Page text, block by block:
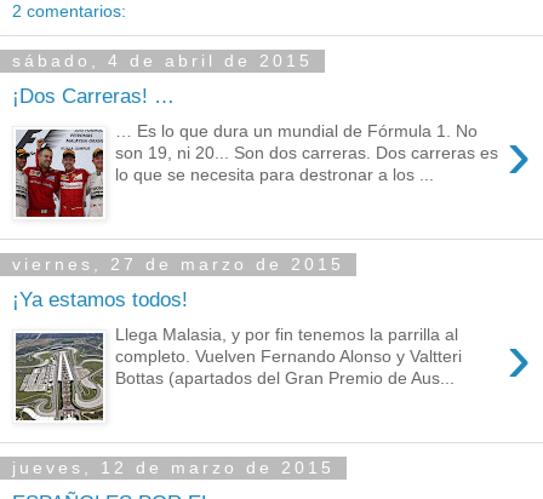
2 comentarios:
sábado, 4 de abril de 2015
¡Dos Carreras! …
›
… Es lo que dura un mundial de Fórmula 1. No
son 19, ni 20... Son dos carreras. Dos carreras es
lo que se necesita para destronar a los ...
viernes, 27 de marzo de 2015
¡Ya estamos todos!
›
Llega Malasia, y por fin tenemos la parrilla al
completo. Vuelven Fernando Alonso y Valtteri
Bottas (apartados del Gran Premio de Aus...
jueves, 12 de marzo de 2015